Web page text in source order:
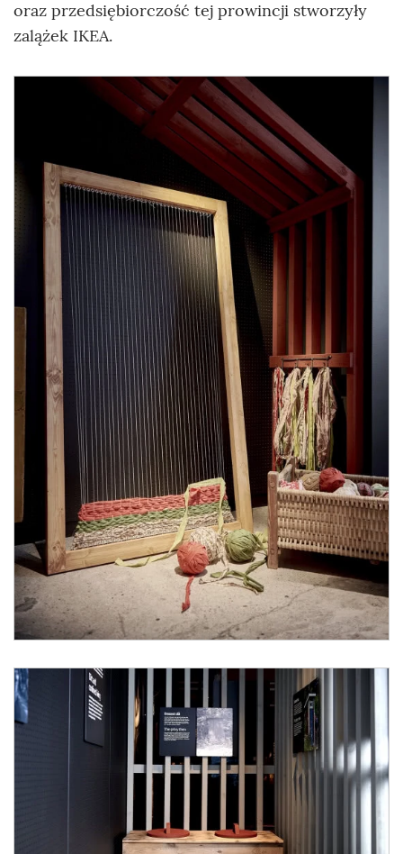
oraz przedsiębiorczość tej prowincji stworzyły
zalążek IKEA.